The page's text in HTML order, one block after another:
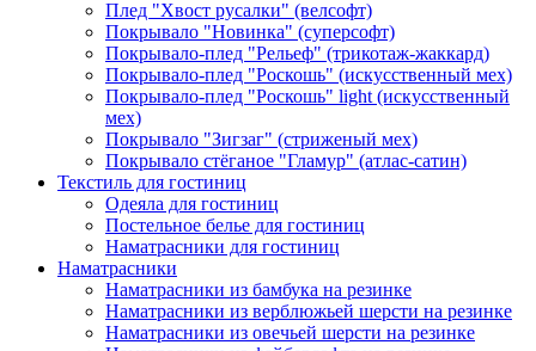
Плед "Хвост русалки" (велсофт)
Покрывало "Новинка" (суперсофт)
Покрывало-плед "Рельеф" (трикотаж-жаккард)
Покрывало-плед "Роскошь" (искусственный мех)
Покрывало-плед "Роскошь" light (искусственный
мех)
Покрывало "Зигзаг" (стриженый мех)
Покрывало стёганое "Гламур" (атлас-сатин)
Текстиль для гостиниц
Одеяла для гостиниц
Постельное белье для гостиниц
Наматрасники для гостиниц
Наматрасники
Наматрасники из бамбука на резинке
Наматрасники из верблюжьей шерсти на резинке
Наматрасники из овечьей шерсти на резинке